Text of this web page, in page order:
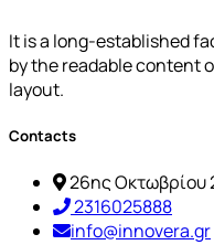
It is a long-established
by the readable content
layout.
Contacts
26ης Οκτωβρίου
2316025888
info@innovera.gr